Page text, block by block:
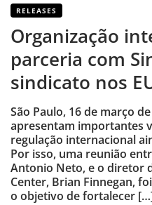
RELEASES
Organização
parceria com
sindicato nos
São Paulo, 16 de março
apresentam importantes
regulação internacional
Por isso, uma reunião
Antonio Neto, e o diretor
Center, Brian Finnegan,
o objetivo de fortalecer